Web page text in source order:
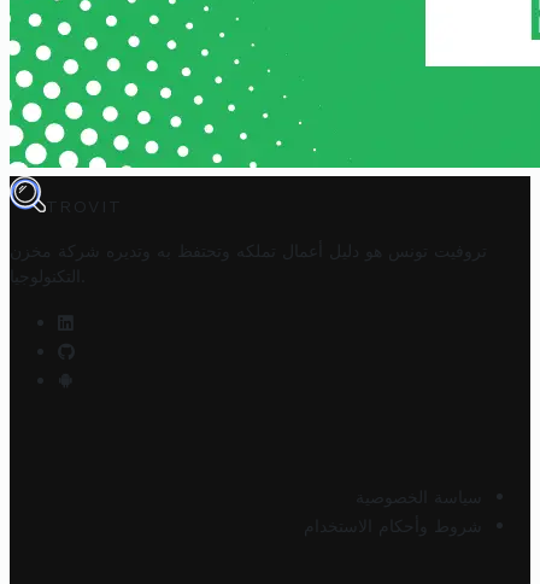
TROVIT
تروفيت تونس هو دليل أعمال تملكه وتحتفظ به وتديره
شركة مخزن
التكنولوجيا
سياسة الخصوصية
شروط وأحكام الاستخدام